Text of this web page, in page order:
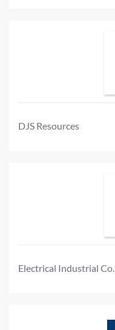
DJS Resources
Electrical Industrial Co.